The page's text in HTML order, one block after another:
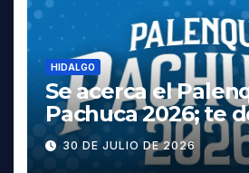
HIDALGO
Se acerca el
Pachuca 2026; te
cartelera completa,
fechas y los
30 DE JULIO DE 2026